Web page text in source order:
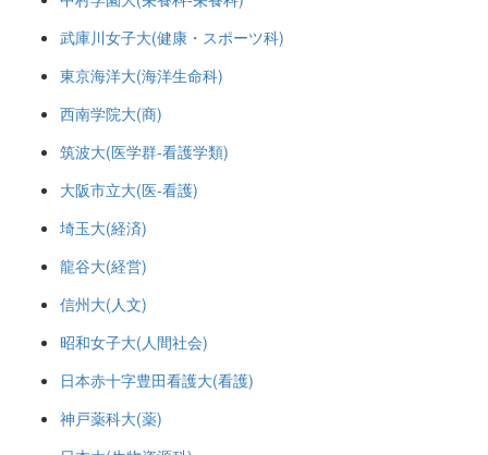
武庫川女子大(健康・スポーツ科)
東京海洋大(海洋生命科)
西南学院大(商)
筑波大(医学群-看護学類)
大阪市立大(医-看護)
埼玉大(経済)
龍谷大(経営)
信州大(人文)
昭和女子大(人間社会)
日本赤十字豊田看護大(看護)
神戸薬科大(薬)